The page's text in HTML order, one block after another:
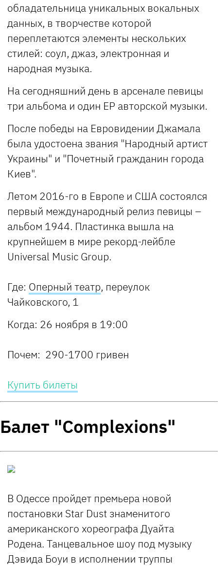
обладательница уникальных вокальных
данных, в творчестве которой
переплетаются элементы нескольких
стилей: соул, джаз, электронная и
народная музыка.
На сегодняшний день в арсенале певицы
три альбома и один EP авторской музыки.
После победы на Евровидении Джамала
была удостоена звания "Народный артист
Украины" и "Почетный гражданин города
Киев".
Летом 2016-го в Европе и США состоялся
первый международный релиз певицы –
альбом 1944. Пластинка вышла на
крупнейшем в мире рекорд-лейбле
Universal Music Group.
Где: Оперный театр, переулок
Чайковского, 1
Когда: 26 ноября в 19:00
Почем: 290-1700 гривен
Купить билеты
Балет "Complexions"
В Одессе пройдет премьера новой
постановки Star Dust знаменитого
американского хореографа Дуайта
Родена. Танцевальное шоу под музыку
Дэвида Боуи в исполнении труппы